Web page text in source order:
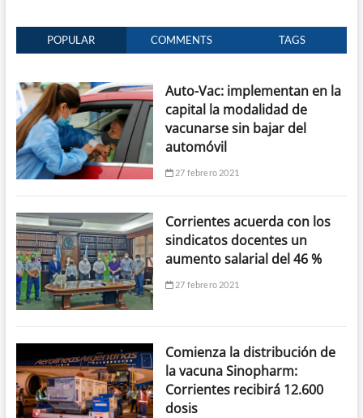
POPULAR COMMENTS TAGS
Auto-Vac: implementan en la
capital la modalidad de
vacunarse sin bajar del
automóvil
27 febrero 2021
Corrientes acuerda con los
sindicatos docentes un
aumento salarial del 46 %
27 febrero 2021
Comienza la distribución de
la vacuna Sinopharm:
Corrientes recibirá 12.600
dosis